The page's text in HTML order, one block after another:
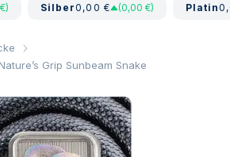
Silber0,00 € (0,00 €) Platin
Grip Sunbeam Snake